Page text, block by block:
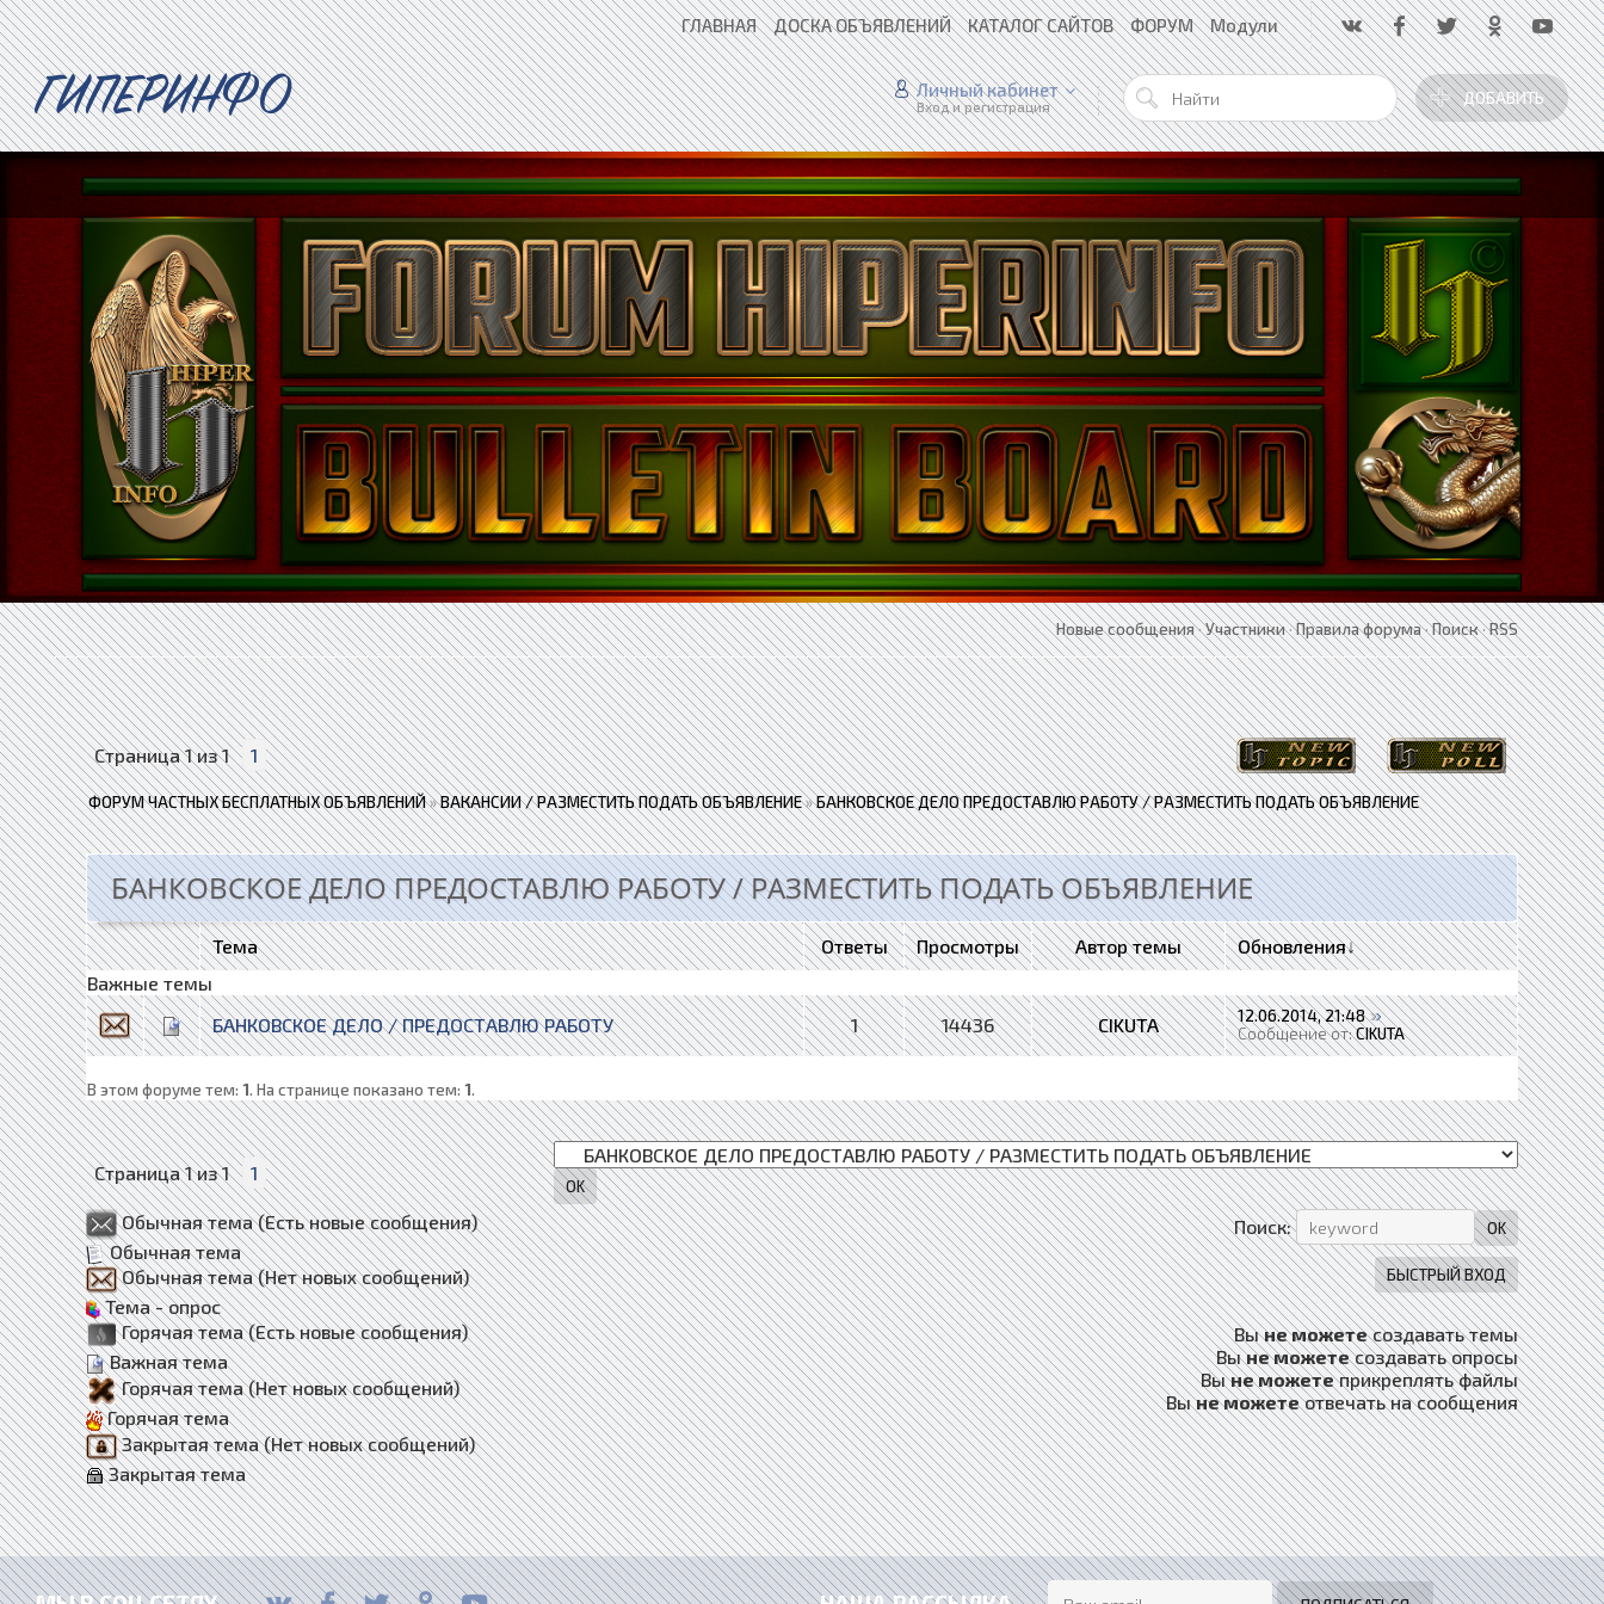
ГЛАВНАЯ ДОСКА ОБЪЯВЛЕНИЙ КАТАЛОГ САЙТОВ ФОРУМ Модули
ГИПЕРИНФО ДОБАВИТЬ
Личный кабинет
Вход и регистрация
Новые сообщения·Участники·Правила форума·Поиск·RSS
Страница1из1 1
ФОРУМ ЧАСТНЫХ БЕСПЛАТНЫХ ОБЪЯВЛЕНИЙ»ВАКАНСИИ / РАЗМЕСТИТЬ ПОДАТЬ ОБЪЯВЛЕНИЕ»БАНКОВСКОЕ ДЕЛО ПРЕДОСТАВЛЮ РАБОТУ / РАЗМЕСТИТЬ ПОДАТЬ ОБЪЯВЛЕНИЕ
БАНКОВСКОЕ ДЕЛО ПРЕДОСТАВЛЮ РАБОТУ / РАЗМЕСТИТЬ ПОДАТЬ ОБЪЯВЛЕНИЕ
Тема Ответы Просмотры Автор темы Обновления↓
Важные темы
БАНКОВСКОЕ ДЕЛО / ПРЕДОСТАВЛЮ РАБОТУ
1 14436 CIKUTA
12.06.2014, 21:48
Сообщение от:CIKUTA
В этом форуме тем: 1. На странице показано тем: 1.
Страница1из1 1
Обычная тема (Есть новые сообщения)
Обычная тема
Обычная тема (Нет новых сообщений)
Тема - опрос
Горячая тема (Есть новые сообщения)
Важная тема
Горячая тема (Нет новых сообщений)
Горячая тема
Закрытая тема (Нет новых сообщений)
Закрытая тема
Поиск:
Выне можетесоздавать темы
Выне можетесоздавать опросы
Выне можетеприкреплять файлы
Выне можетеотвечать на сообщения